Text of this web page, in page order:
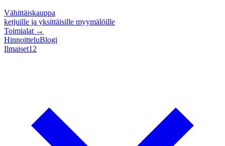
Vähittäiskauppa
ketjuille ja yksittäisille myymälöille
Toimialat →
HinnoitteluBlogi
Ilmaiset12